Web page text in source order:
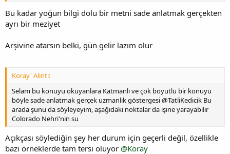
Bu kadar yoğun bilgi dolu bir metni sade anlatmak gerçekten
ayrı bir meziyet
Arşivine atarsın belki, gün gelir lazım olur
Koray' Alıntı:
Selam bu konuyu okuyanlara Katmanlı ve çok boyutlu bir konuyu
böyle sade anlatmak gerçek uzmanlık göstergesi @TatliKedicik Bu
arada şunu da söyleyeyim, aşağıdaki noktalar da işine yarayabilir
Colorado Nehri'nin su
Açıkçası söylediğin şey her durum için geçerli değil, özellikle
bazı örneklerde tam tersi oluyor @Koray